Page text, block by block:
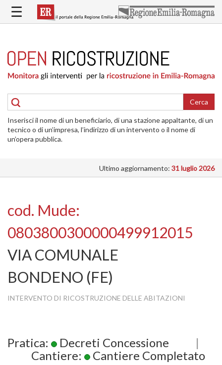
contenuto
RICOSTRUZIONE
PUBBLICA
DELLE
ABITAZIONI
RICOSTRUZIONE
ATTIVITÀ
INTERVENTI
SI
☰
Cerca
Inserisci il nome di un beneficiario, di una stazione appaltante, di un
tecnico o di un’impresa, l’indirizzo di un intervento o il nome di
un’opera pubblica.
Ultimo aggiornamento: 31 luglio 2026
cod. Mude:
0803800300000499912015
VIA COMUNALE
BONDENO (FE)
INTERVENTO DI RICOSTRUZIONE DELLE ABITAZIONI
Pratica: Decreti Concessione
|
Cantiere:
Cantiere Completato